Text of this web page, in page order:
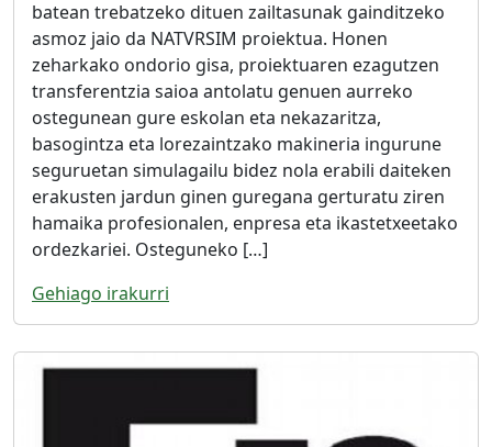
batean trebatzeko dituen zailtasunak gainditzeko
asmoz jaio da NATVRSIM proiektua. Honen
zeharkako ondorio gisa, proiektuaren ezagutzen
transferentzia saioa antolatu genuen aurreko
ostegunean gure eskolan eta nekazaritza,
basogintza eta lorezaintzako makineria ingurune
seguruetan simulagailu bidez nola erabili daiteken
erakusten jardun ginen guregana gerturatu ziren
hamaika profesionalen, enpresa eta ikastetxeetako
ordezkariei. Osteguneko […]
Gehiago irakurri